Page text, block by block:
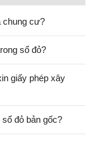
chung cư?
sổ đỏ?
giấy phép xây
đỏ bản gốc?